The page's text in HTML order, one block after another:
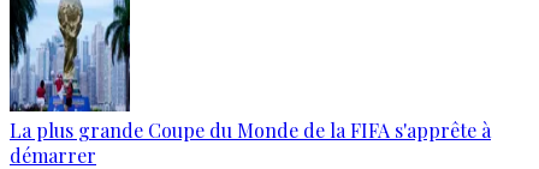
La plus grande Coupe du Monde de la FIFA s'apprête à
démarrer